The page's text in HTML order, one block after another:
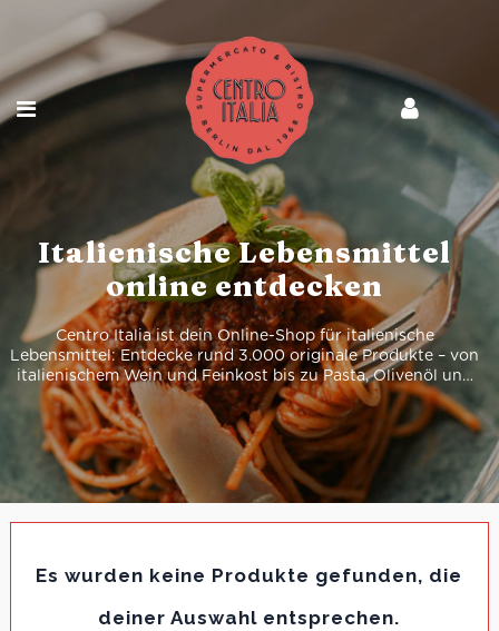
Italienische Lebensmittel
online entdecken
Centro Italia ist dein Online-Shop für italienische
Lebensmittel: Entdecke rund 3.000 originale Produkte – von
italienischem Wein und Feinkost bis zu Pasta, Olivenöl und
Spirituosen, bequem online bestellt und geliefert.
Es wurden keine Produkte gefunden, die
deiner Auswahl entsprechen.